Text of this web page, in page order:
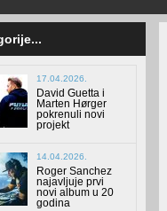
17.04.2026.
David Guetta i
Marten Hørger
pokrenuli novi
projekt
14.04.2026.
Roger Sanchez
najavljuje prvi
novi album u 20
godina